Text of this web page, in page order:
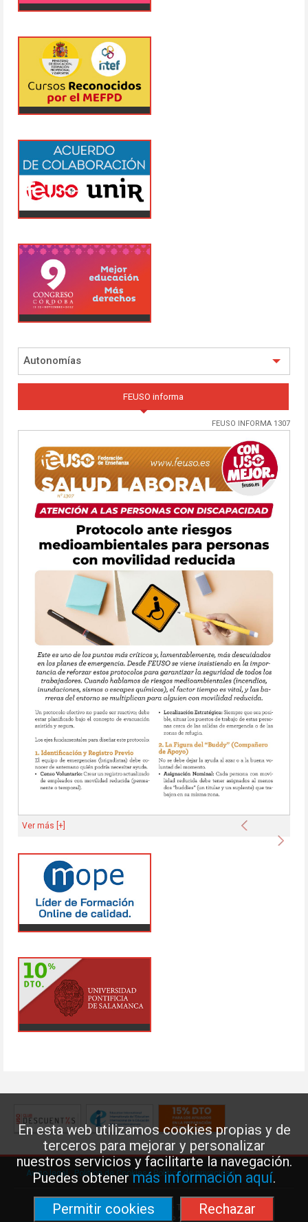
En esta web utilizamos cookies propias y de
terceros para mejorar y personalizar
nuestros servicios y facilitarte la navegación.
Puedes obtenermás información aquí.
Permitir cookies
Rechazar
Autonomías
FEUSO informa
FEUSO INFORMA 1307
Anterior
Ver más [+]
Aviso legal Política de Cookies· Política de privacidad
Federación de Enseñanza de USO · Teléfono: 91 577 41 13 ·
Príncipe de Vergara, 13 · 7º 28001 MADRID